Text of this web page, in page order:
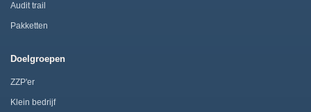
Audit trail
Pakketten
Doelgroepen
ZZP'er
Klein bedrijf